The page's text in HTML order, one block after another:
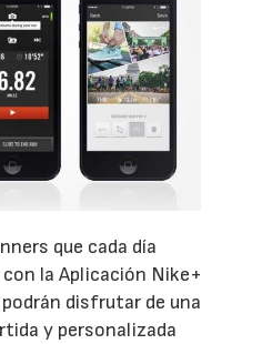
que cada día
la Aplicación Nike+
disfrutar de una
y personalizada